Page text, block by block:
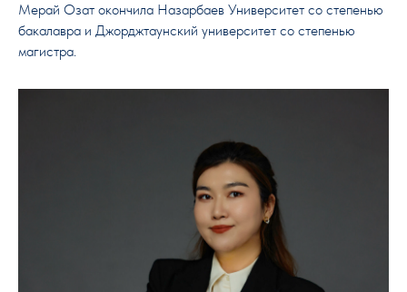
Мерай Озат окончила Назарбаев Университет со степенью
бакалавра и Джорджтаунский университет со степенью
магистра.